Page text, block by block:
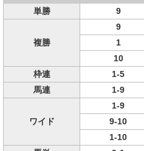
単勝 9
複勝
9
1
10
枠連
1-5
馬連
1-9
ワイド
1-9
9-10
1-10